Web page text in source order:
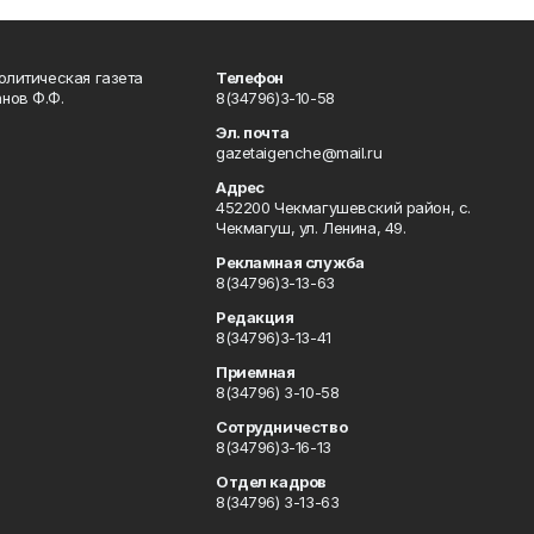
газета
Ф.Ф.
Телефон
8(34796)3-10-58
Эл. почта
gazetaigenche@mail.ru
Адрес
452200 Чекмагушевский район, с.
Чекмагуш, ул. Ленина, 49.
Рекламная служба
8(34796)3-13-63
Редакция
8(34796)3-13-41
Приемная
8(34796) 3-10-58
Сотрудничество
8(34796)3-16-13
Отдел кадров
8(34796) 3-13-63